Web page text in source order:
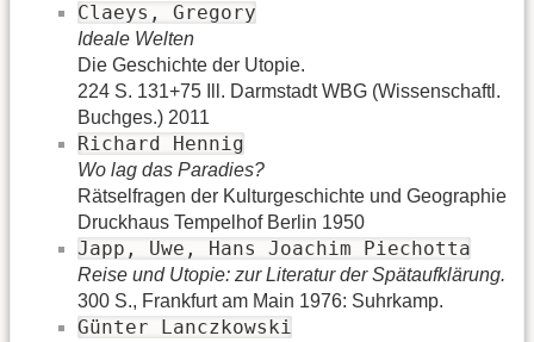
Claeys, Gregory
Ideale Welten
Die Geschichte der Utopie.
224 S. 131+75 Ill. Darmstadt WBG (Wissenschaftl.
Buchges.) 2011
Richard Hennig
Wo lag das Paradies?
Rätselfragen der Kulturgeschichte und Geographie
Druckhaus Tempelhof Berlin 1950
Japp, Uwe, Hans Joachim Piechotta
Reise und Utopie: zur Literatur der Spätaufklärung.
300 S., Frankfurt am Main 1976: Suhrkamp.
Günter Lanczkowski